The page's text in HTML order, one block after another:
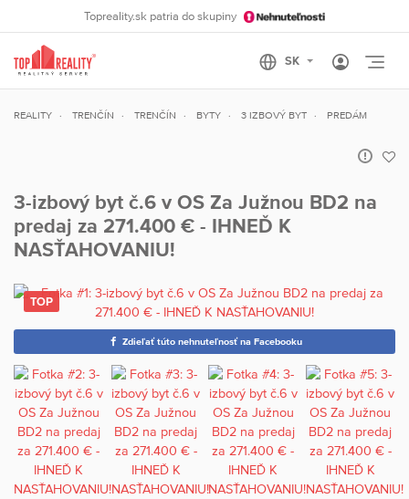
Topreality.sk patria do skupiny
REALITY TRENČÍN TRENČÍN BYTY 3 IZBOVÝ BYT PREDÁM
3-izbový byt č.6 v OS Za Južnou BD2 na
predaj za 271.400 € - IHNEĎ K
NASŤAHOVANIU!
Zdieľať túto nehnuteľnosť na Facebooku